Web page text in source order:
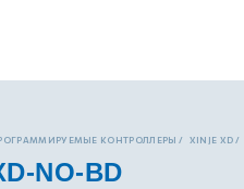
КОНТРОЛЛЕРЫ XINJE XD
NO-BD